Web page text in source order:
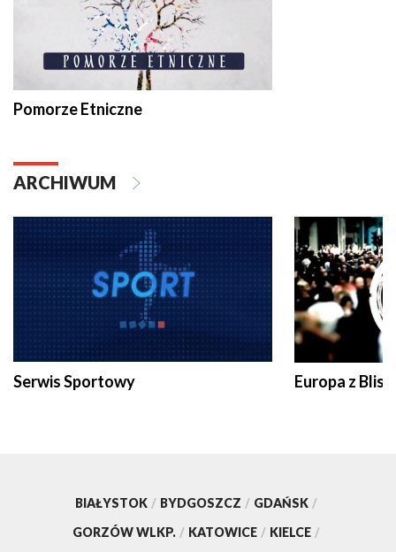
Pomorze Etniczne
ARCHIWUM
Serwis Sportowy Europa z
BIAŁYSTOK / BYDGOSZCZ / GDAŃSK /
GORZÓW WLKP. / KATOWICE / KIELCE /